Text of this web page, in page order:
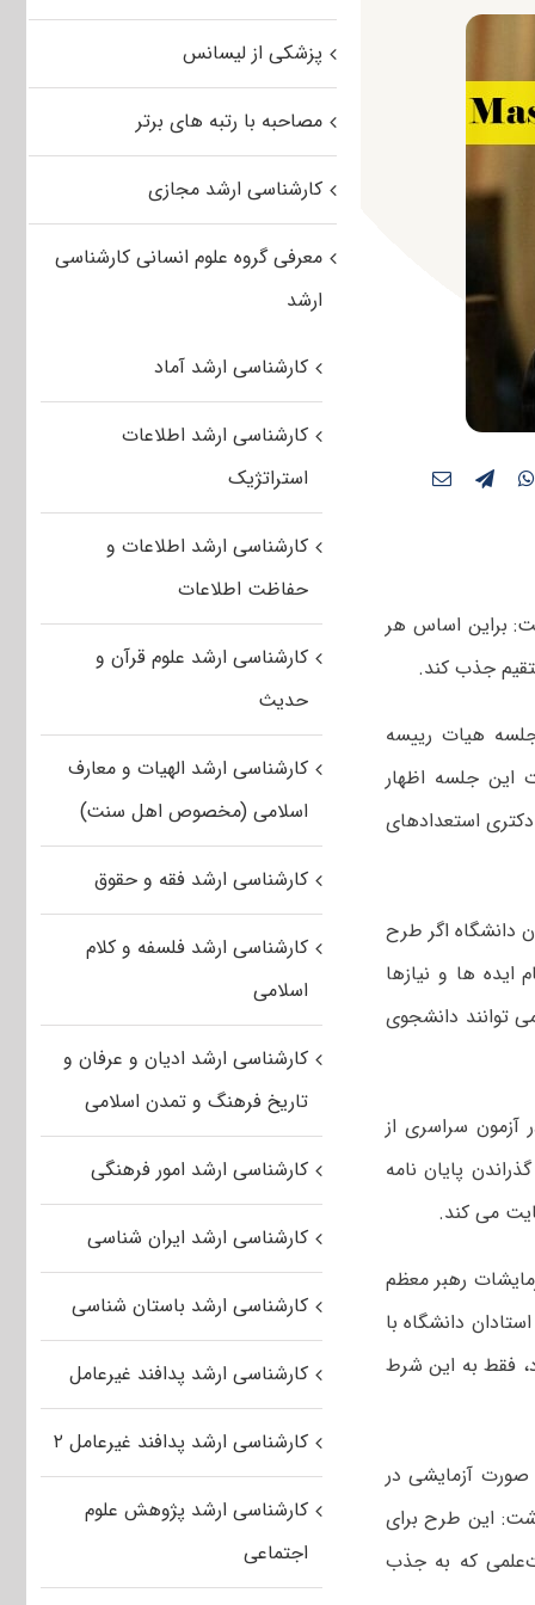
براین اساس هر
جذب کند.
هیات رییسه
این جلسه اظهار
استعدادهای
دانشگاه اگر طرح
ایده ها و نیازها
توانند دانشجوی
آزمون سراسری از
پایان نامه
می کند.
رهبر معظم
دانشگاه با
فقط به این شرط
صورت آزمایشی در
این طرح برای
که به جذب
پزشکی از لیسانس
مصاحبه با رتبه های برتر
کارشناسی ارشد مجازی
معرفی گروه علوم انسانی کارشناسی
ارشد
کارشناسی ارشد آماد
کارشناسی ارشد اطلاعات
استراتژیک
کارشناسی ارشد اطلاعات و
حفاظت اطلاعات
کارشناسی ارشد علوم قرآن و
حدیث
کارشناسی ارشد الهیات و معارف
اسلامی (مخصوص اهل سنت)
کارشناسی ارشد فقه و حقوق
کارشناسی ارشد فلسفه و کلام
اسلامی
کارشناسی ارشد ادیان و عرفان و
تاریخ فرهنگ و تمدن اسلامی
کارشناسی ارشد امور فرهنگی
کارشناسی ارشد ایران شناسی
کارشناسی ارشد باستان شناسی
کارشناسی ارشد پدافند غیرعامل
کارشناسی ارشد پدافند غیرعامل ۲
کارشناسی ارشد پژوهش علوم
اجتماعی